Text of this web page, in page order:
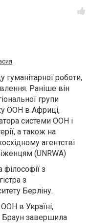
роботи,
Раніше він
групи
ООН в Африці,
системи ООН і
а також на
агентстві
(UNRWA)
з
з
Берліну.
в Україні,
Браун завершила